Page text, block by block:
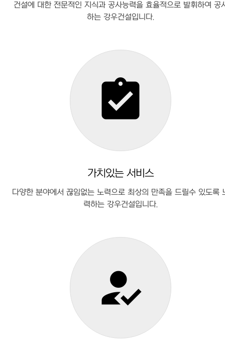
건설에 대한 전문적인 지식과 공사능력을 효율적으로 발휘하여 공
하는 강우건설입니다.
assignment_turned_in
가치있는 서비스
다양한 분야에서 끊임없는 노력으로 최상의 만족을 드릴수 있도록
력하는 강우건설입니다.
how_to_reg